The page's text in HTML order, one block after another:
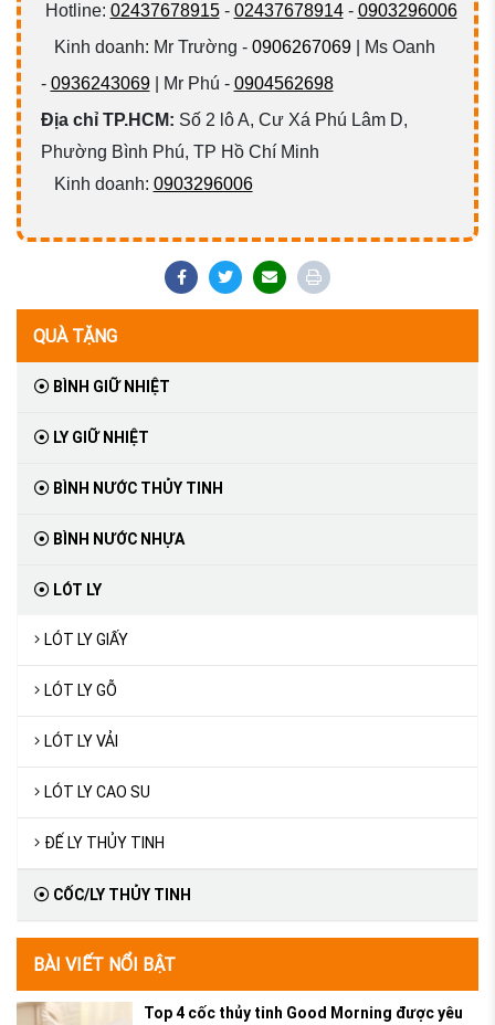
Hotline: 02437678915- 02437678914- 0903296006
Kinh doanh: Mr Trường - 0906267069| Ms Oanh
- 0936243069| Mr Phú - 0904562698
Địa chỉ TP.HCM: Số 2 lô A, Cư Xá Phú Lâm D,
Phường Bình Phú, TP Hồ Chí Minh
Kinh doanh: 0903296006
QUÀ TẶNG
BÌNH GIỮ NHIỆT
LY GIỮ NHIỆT
BÌNH NƯỚC THỦY TINH
BÌNH NƯỚC NHỰA
LÓT LY
LÓT LY GIẤY
LÓT LY GỖ
LÓT LY VẢI
LÓT LY CAO SU
ĐẾ LY THỦY TINH
CỐC/LY THỦY TINH
BÀI VIẾT NỔI BẬT
Top 4 cốc thủy tinh Good Morning được yêu